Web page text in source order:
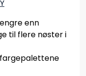
enn
til flere nøster i
fargepalettene